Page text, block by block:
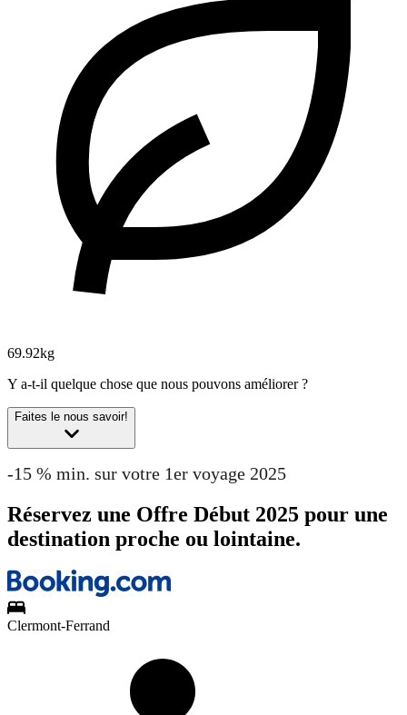
69.92kg
Y a-t-il quelque chose que nous pouvons améliorer ?
Faites le nous savoir!
-15 % min. sur votre 1er voyage 2025
Réservez une Offre Début 2025 pour une
destination proche ou lointaine.
Clermont-Ferrand